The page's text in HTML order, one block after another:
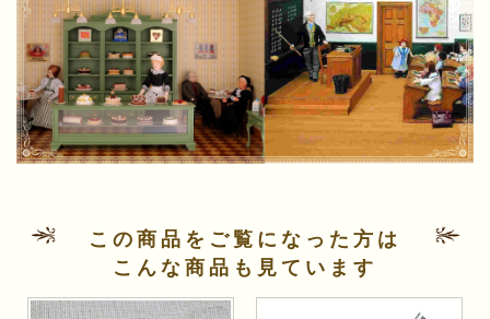
この商品をご覧になった方は
こんな商品も見ています